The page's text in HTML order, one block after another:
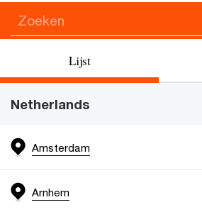
Lijst
Netherlands
Amsterdam
Arnhem